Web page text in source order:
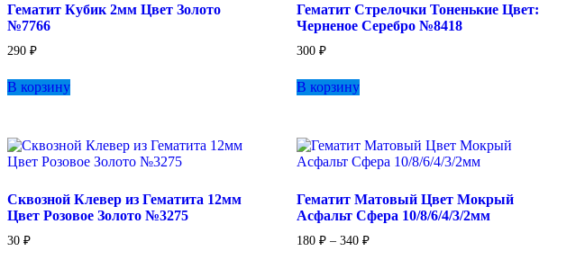
Гематит Кубик 2мм Цвет Золото
№7766
290 ₽
В корзину
Гематит Стрелочки Тоненькие Цвет:
Черненое Серебро №8418
300₽
В корзину
Сквозной Клевер из Гематита 12мм
Цвет Розовое Золото №3275
30 ₽
Гематит Матовый Цвет Мокрый
Асфальт Сфера 10/8/6/4/3/2мм
180₽ – 340₽Диапазон